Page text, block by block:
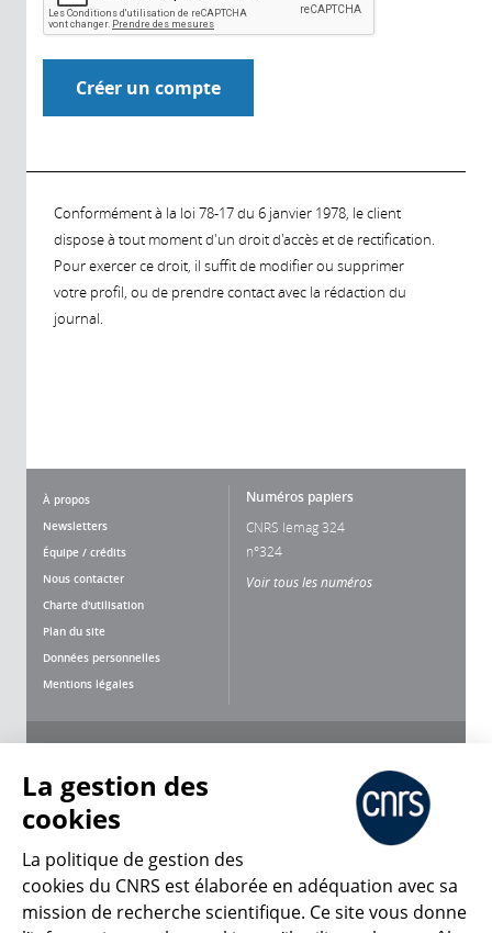
Conformément à la loi 78-17 du 6 janvier 1978, le client
dispose à tout moment d'un droit d'accès et de rectification.
Pour exercer ce droit, il suffit de modifier ou supprimer
votre profil, ou de prendre contact avec la rédaction du
journal.
À propos
Newsletters
Équipe / crédits
Nous contacter
Charte d'utilisation
Plan du site
Données personnelles
Mentions légales
Numéros papiers
CNRS lemag 324
n°324
Voir tous les numéros
CNRS Le Mag
La gestion des
cookies
La politique de gestion des
cookies du CNRS est élaborée en adéquation avec sa
mission de recherche scientifique. Ce site vous donne